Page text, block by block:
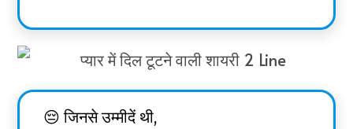
😔 जिनसे उम्मीदें थी,